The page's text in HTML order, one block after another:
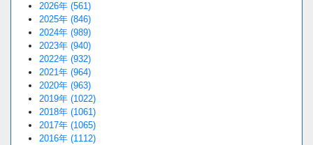
2026年 (561)
2025年 (846)
2024年 (989)
2023年 (940)
2022年 (932)
2021年 (964)
2020年 (963)
2019年 (1022)
2018年 (1061)
2017年 (1065)
2016年 (1112)